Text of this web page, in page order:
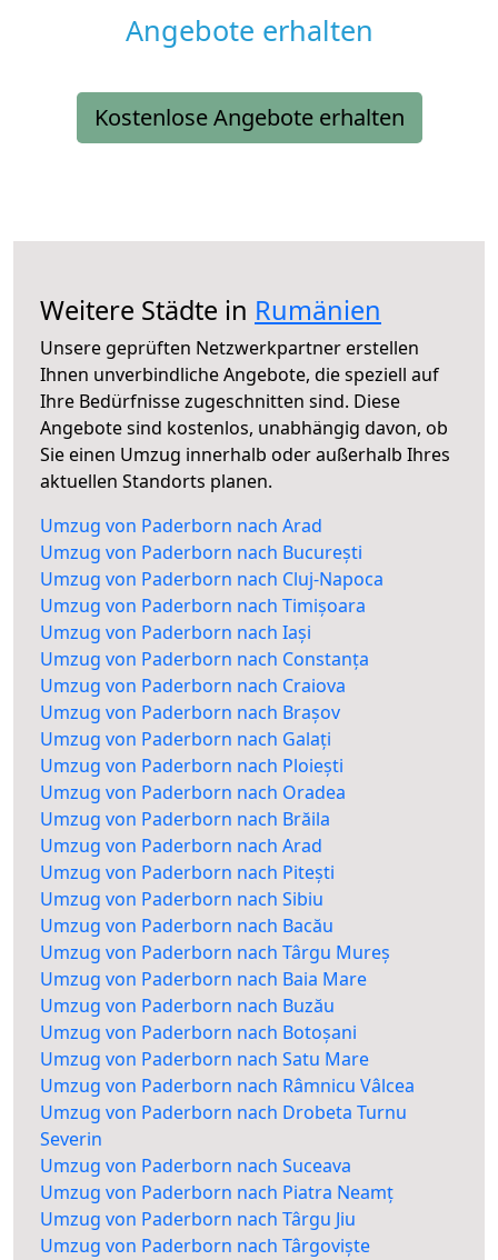
Angebote erhalten
Kostenlose Angebote erhalten
Weitere Städte in Rumänien
Unsere geprüften Netzwerkpartner erstellen
Ihnen unverbindliche Angebote, die speziell auf
Ihre Bedürfnisse zugeschnitten sind. Diese
Angebote sind kostenlos, unabhängig davon, ob
Sie einen Umzug innerhalb oder außerhalb Ihres
aktuellen Standorts planen.
Umzug von Paderborn nach Arad
Umzug von Paderborn nach București
Umzug von Paderborn nach Cluj-Napoca
Umzug von Paderborn nach Timișoara
Umzug von Paderborn nach Iași
Umzug von Paderborn nach Constanța
Umzug von Paderborn nach Craiova
Umzug von Paderborn nach Brașov
Umzug von Paderborn nach Galați
Umzug von Paderborn nach Ploiești
Umzug von Paderborn nach Oradea
Umzug von Paderborn nach Brăila
Umzug von Paderborn nach Arad
Umzug von Paderborn nach Pitești
Umzug von Paderborn nach Sibiu
Umzug von Paderborn nach Bacău
Umzug von Paderborn nach Târgu Mureș
Umzug von Paderborn nach Baia Mare
Umzug von Paderborn nach Buzău
Umzug von Paderborn nach Botoșani
Umzug von Paderborn nach Satu Mare
Umzug von Paderborn nach Râmnicu Vâlcea
Umzug von Paderborn nach Drobeta Turnu
Severin
Umzug von Paderborn nach Suceava
Umzug von Paderborn nach Piatra Neamț
Umzug von Paderborn nach Târgu Jiu
Umzug von Paderborn nach Târgoviște